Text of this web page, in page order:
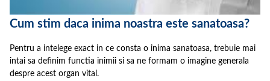
Cum stim daca inima noastra este sanatoasa?
Pentru a intelege exact in ce consta o inima sanatoasa, trebuie mai
intai sa definim functia inimii si sa ne formam o imagine generala
despre acest organ vital.